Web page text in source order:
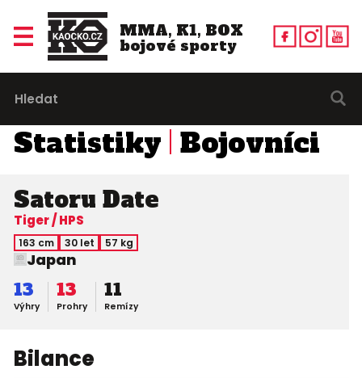
MMA, K1, BOX
bojové sporty
Statistiky Bojovníci
Satoru Date
Tiger / HPS
163 cm 30 let 57 kg
Japan
Výhry
13
Prohry
13
Remízy
11
Bilance